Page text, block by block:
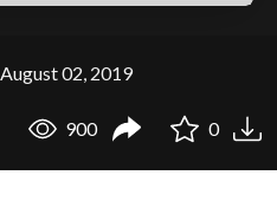
August 02, 2019
900 0